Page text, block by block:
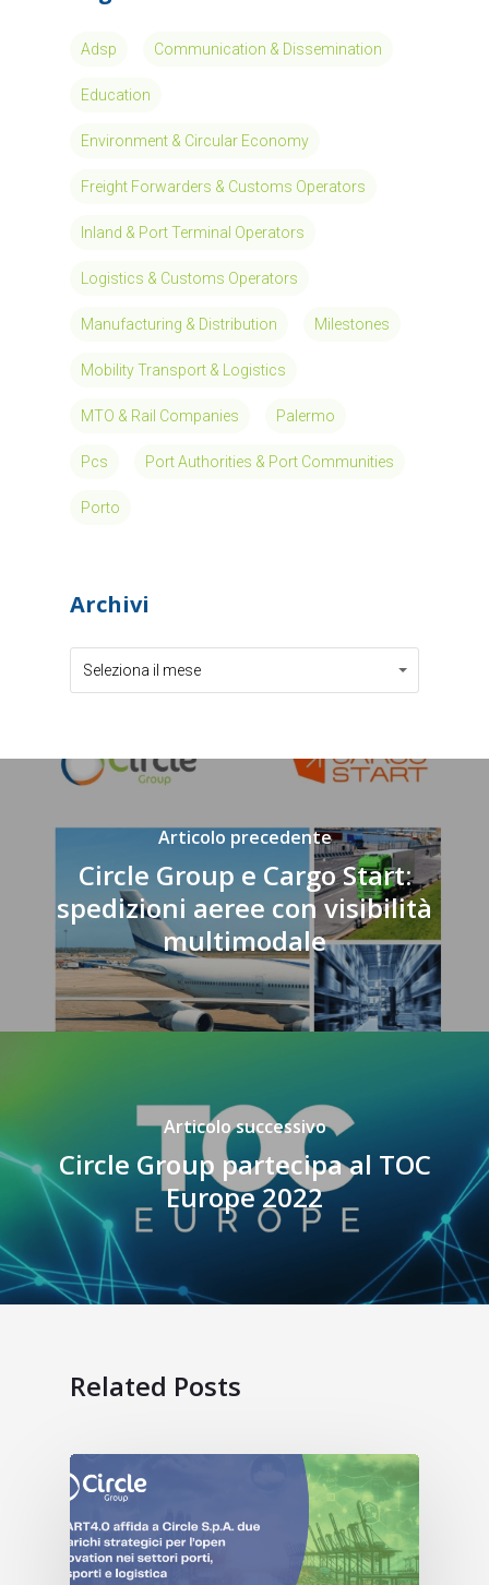
Adsp Communication & Dissemination
Education
Environment & Circular Economy
Freight Forwarders & Customs Operators
Inland & Port Terminal Operators
Logistics & Customs Operators
Manufacturing & Distribution Milestones
Mobility Transport & Logistics
MTO & Rail Companies Palermo
Pcs Port Authorities & Port Communities
Porto
Archivi
Seleziona il mese
Archivi
Articolo precedente
Circle Group e Cargo Start:
spedizioni aeree con visibilità
multimodale
Articolo successivo
Circle Group partecipa al TOC
Europe 2022
Related Posts